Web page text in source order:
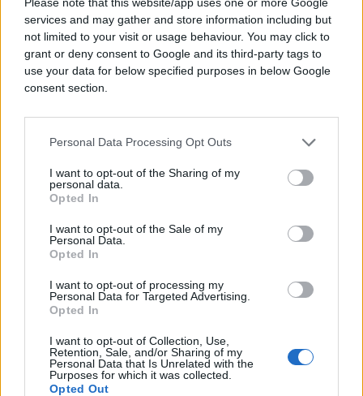
services and may gather and store information including but
not limited to your visit or usage behaviour. You may click to
grant or deny consent to Google and its third-party tags to
use your data for below specified purposes in below Google
consent section.
Personal Data Processing Opt Outs
I want to opt-out of the Sharing of my
personal data.
Opted In
I want to opt-out of the Sale of my
Personal Data.
Opted In
I want to opt-out of processing my
Personal Data for Targeted Advertising.
Opted In
I want to opt-out of Collection, Use,
Retention, Sale, and/or Sharing of my
Personal Data that Is Unrelated with the
Purposes for which it was collected.
Opted Out
Krnjić već mjesecima ne daje saglasnost jer
insistira na tome da UO UIO BIH prvo utvrdi nove
koeficijente i poravna dug entiteta RS prema
Federaciji BiH. Iz RS sad vrše dodatni pritisak nakon
Gradiška čime je faktički blokiran ovaj prijelaz.
#Zijad Krnjić #Gradiška
POVEZANO